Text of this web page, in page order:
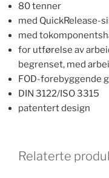
80 tenner
med QuickRelease-
med
for utførelse av
begrenset, med
FOD-forebyggende
DIN 3122/ISO 3315
patentert design
Relaterte